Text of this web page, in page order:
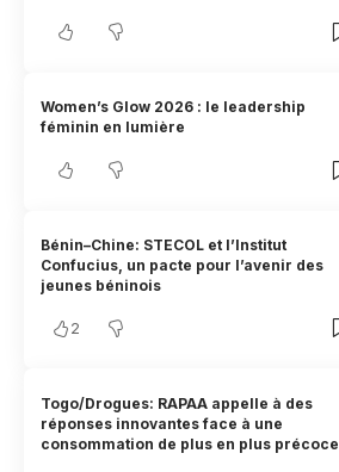
Women’s Glow 2026 : le leadership
féminin en lumière
Bénin–Chine: STECOL et l’Institut
Confucius, un pacte pour l’avenir des
jeunes béninois
2
Togo/Drogues: RAPAA appelle à des
réponses innovantes face à une
consommation de plus en plus précoce